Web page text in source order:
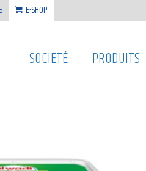
E-SHOP
SOCIÉTÉ PRODUITS